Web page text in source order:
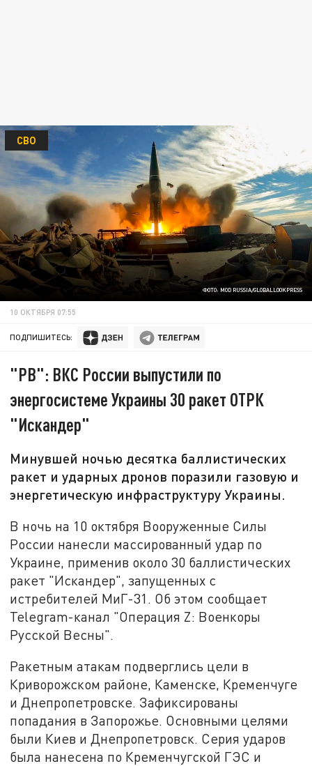
ФОТО: MOD RUSSIA/GLOBALLOOKPRESS
СВО
10 ОКТЯБРЯ 07:55
ПОДПИШИТЕСЬ:
"РВ": ВКС России выпустили по
энергосистеме Украины 30 ракет ОТРК
"Искандер"
Минувшей ночью десятка баллистических
ракет и ударных дронов поразили газовую и
энергетическую инфраструктуру Украины.
В ночь на 10 октября Вооруженные Силы
России нанесли массированный удар по
Украине, применив около 30 баллистических
ракет "Искандер", запущенных с
истребителей МиГ-31. Об этом сообщает
Telegram-канал "Операция Z: Военкоры
Русской Весны".
Ракетным атакам подверглись цели в
Криворожском районе, Каменске, Кременчуге
и Днепропетровске. Зафиксированы
попадания в Запорожье. Основными целями
были Киев и Днепропетровск. Серия ударов
была нанесена по Кременчугской ГЭС и